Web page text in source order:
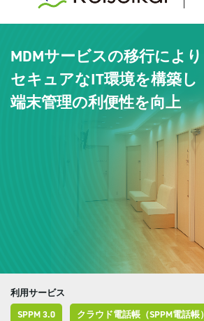
MDMサービスの移行により
セキュアなIT環境を構築し
端末管理の利便性を向上
利用サービス
SPPM 3.0
クラウド電話帳（SPPM電話帳）